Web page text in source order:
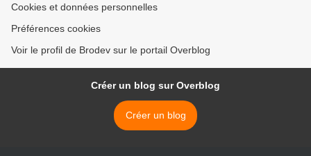
Cookies et données personnelles
Préférences cookies
Voir le profil de Brodev sur le portail Overblog
Créer un blog sur Overblog
Créer un blog